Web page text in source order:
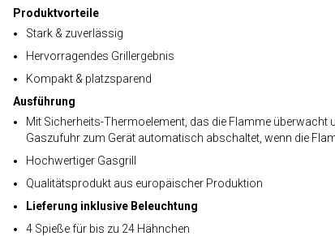
Produktvorteile
Stark & zuverlässig
Hervorragendes Grillergebnis
Kompakt & platzsparend
Ausführung
Mit Sicherheits-Thermoelement, das die Flamme überwacht
Gaszufuhr zum Gerät automatisch abschaltet, wenn die
Hochwertiger Gasgrill
Qualitätsprodukt aus europäischer Produktion
Lieferung inklusive Beleuchtung
4 Spieße für bis zu 24 Hähnchen